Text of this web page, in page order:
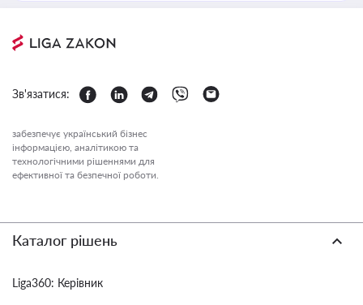
Зв'язатися:
забезпечує український бізнес
інформацією, аналітикою та
технологічними рішеннями для
ефективної та безпечної роботи.
Каталог рішень
Liga360: Керівник